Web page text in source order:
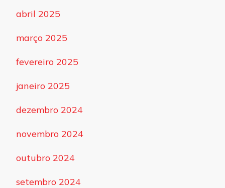
abril 2025
março 2025
fevereiro 2025
janeiro 2025
dezembro 2024
novembro 2024
outubro 2024
setembro 2024